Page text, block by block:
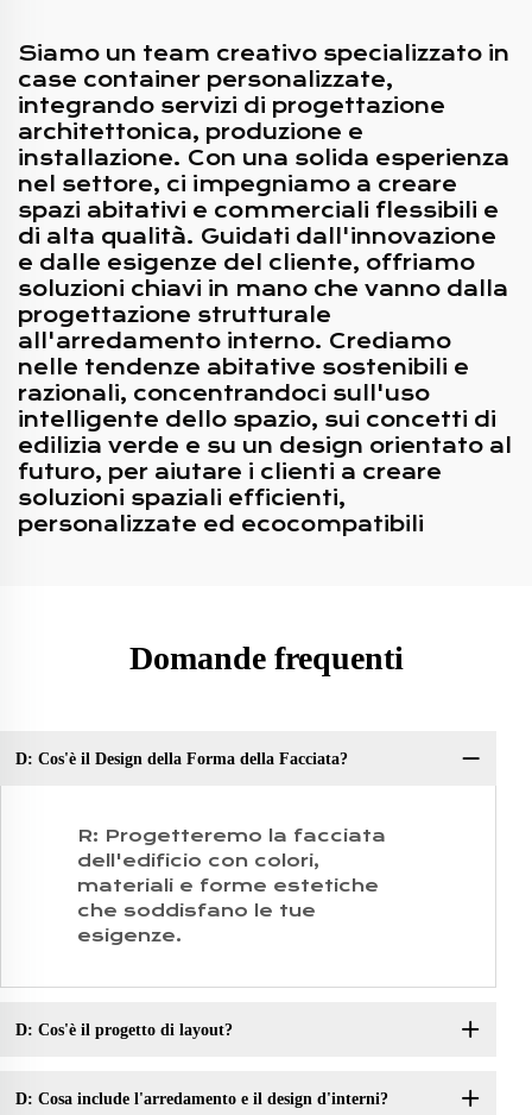
Siamo un team creativo specializzato in
case container personalizzate,
integrando servizi di progettazione
architettonica, produzione e
installazione. Con una solida esperienza
nel settore, ci impegniamo a creare
spazi abitativi e commerciali flessibili e
di alta qualità. Guidati dall'innovazione
e dalle esigenze del cliente, offriamo
soluzioni chiavi in mano che vanno dalla
progettazione strutturale
all'arredamento interno. Crediamo
nelle tendenze abitative sostenibili e
razionali, concentrandoci sull'uso
intelligente dello spazio, sui concetti di
edilizia verde e su un design orientato al
futuro, per aiutare i clienti a creare
soluzioni spaziali efficienti,
personalizzate ed ecocompatibili
Domande frequenti
D: Cos'è il Design della Forma della Facciata?
R: Progetteremo la facciata
dell'edificio con colori,
materiali e forme estetiche
che soddisfano le tue
esigenze.
D: Cos'è il progetto di layout?
D: Cosa include l'arredamento e il design d'interni?